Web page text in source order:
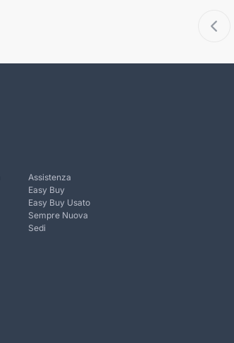
Assistenza
Easy Buy
Easy Buy Usato
Sempre Nuova
Sedi